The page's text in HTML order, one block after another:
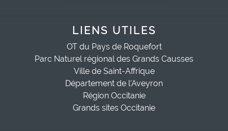
LIENS UTILES
OT du Pays de Roquefort
Parc Naturel régional des Grands Causses
Ville de Saint-Affrique
Département de l'Aveyron
Région Occitanie
Grands sites Occitanie